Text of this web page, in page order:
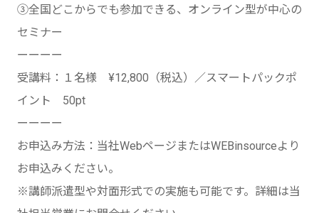
③全国どこからでも参加できる、オンライン型が中心の
セミナー
ーーーー
受講料：１名様 ¥12,800（税込）／スマートパックポ
イント 50pt
ーーーー
お申込み方法：当社WebページまたはWEBinsourceより
お申込みください。
※講師派遣型や対面形式での実施も可能です。詳細は当